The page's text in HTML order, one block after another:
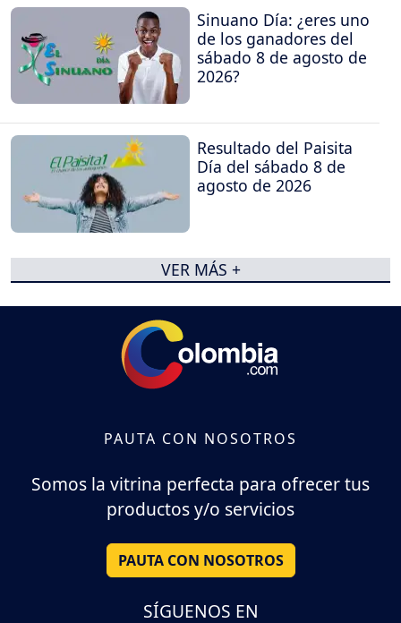
Sinuano Día: ¿eres uno
de los ganadores del
sábado 8 de agosto de
2026?
Resultado del Paisita
Día del sábado 8 de
agosto de 2026
VER MÁS +
PAUTA CON NOSOTROS
Somos la vitrina perfecta para ofrecer tus
productos y/o servicios
PAUTA CON NOSOTROS
SÍGUENOS EN